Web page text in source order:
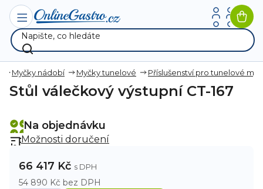
Přejít
obsah
Myčky nádobí Myčky tunelové Příslušenství pro tunelové
Stůl válečkový výstupní CT-167
Na objednávku
Možnosti doručení
66 417 Kč
54 890 Kč bez DPH